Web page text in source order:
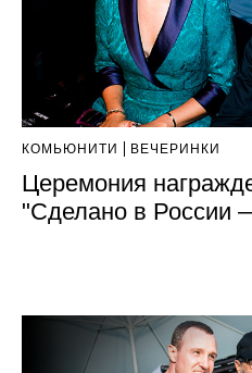
КОМЬЮНИТИ ВЕЧЕРИНКИ
Церемония
"Сделано в России